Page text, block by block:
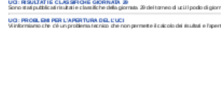
Sono stati pubblicati risultati e classifiche della giornata 29 del torneo di uci.Il podio di
UCI: PROBLEMI PER L’APERTURA DELL’UCI
Vi informiamo che c’è un problema tecnico che non permette il calcolo dei risultati e